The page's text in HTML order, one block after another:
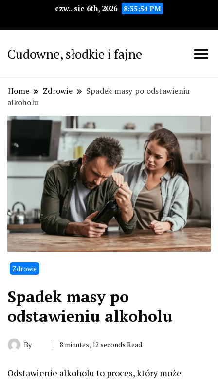
czw.. sie 6th, 2026 8:35:55 PM
Cudowne, słodkie i fajne
Home Zdrowie
Spadek masy po odstawieniu
alkoholu
Zdrowie
Spadek masy po
odstawieniu alkoholu
By 8 minutes, 12 seconds Read
Odstawienie alkoholu to proces, który może